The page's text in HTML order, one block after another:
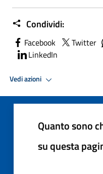
Condividi:
Facebook Twitter
LinkedIn
Vedi azioni
Quanto sono
su questa